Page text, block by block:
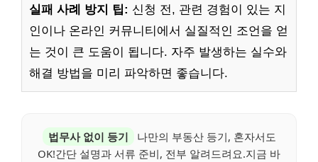
실패 사례 방지 팁: 신청 전, 관련 경험이 있는 지
인이나 온라인 커뮤니티에서 실질적인 조언을 얻
는 것이 큰 도움이 됩니다. 자주 발생하는 실수와
해결 방법을 미리 파악하면 좋습니다.
법무사 없이 등기
나만의 부동산 등기, 혼자서도
OK!간단 설명과 서류 준비, 전부 알려드려요.지금 바